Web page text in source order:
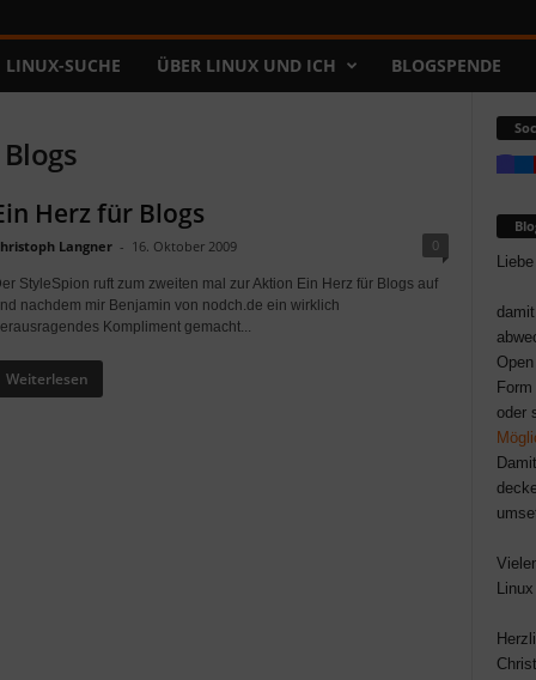
LINUX-SUCHE ÜBER LINUX UND ICH BLOGSPENDE
Herz für Blogs
Langner - 16. Oktober 2009 0
StyleSpion ruft zum zweiten mal zur Aktion Ein Herz für Blogs auf
nachdem mir Benjamin von nodch.de ein wirklich
Kompliment gemacht...
Weiterlesen
oder